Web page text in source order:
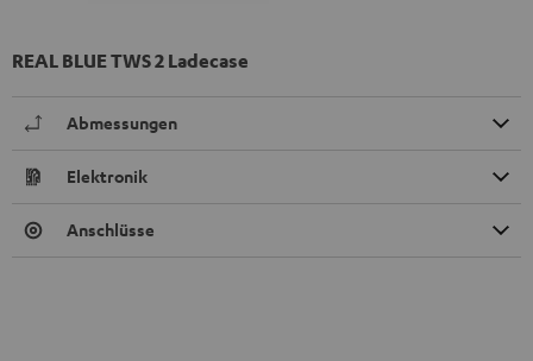
REAL BLUE TWS 2 Ladecase
Abmessungen
Elektronik
Anschlüsse